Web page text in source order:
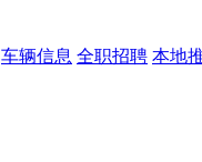
车辆信息 全职招聘 本地